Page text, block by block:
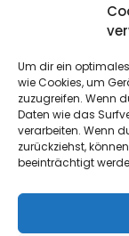
Um dir ein
wie Cookies, um
zuzugreifen. Wenn
Daten wie das
verarbeiten. Wenn
zurückziehst,
beeinträchtigt